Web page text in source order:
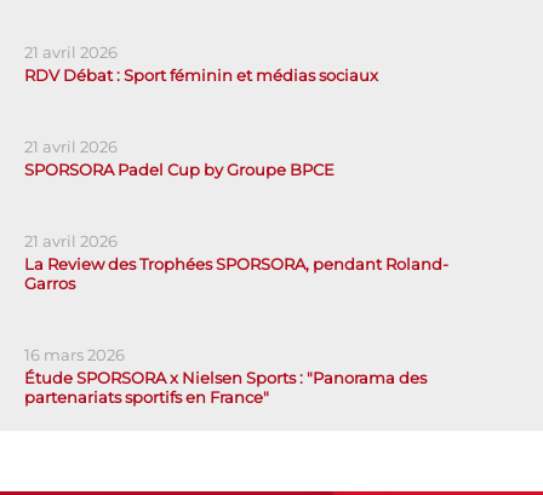
21 avril 2026
RDV Débat : Sport féminin et médias sociaux
21 avril 2026
SPORSORA Padel Cup by Groupe BPCE
21 avril 2026
La Review des Trophées SPORSORA, pendant Roland-
Garros
16 mars 2026
Étude SPORSORA x Nielsen Sports : "Panorama des
partenariats sportifs en France"